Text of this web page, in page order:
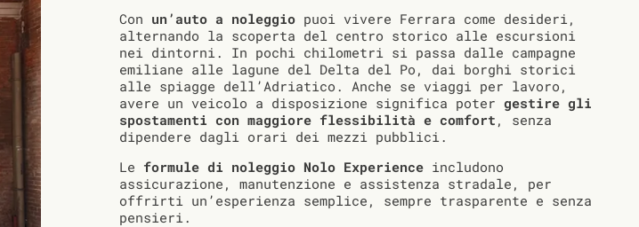
Con un’auto a noleggio puoi vivere Ferrara come desideri,
alternando la scoperta del centro storico alle escursioni
nei dintorni. In pochi chilometri si passa dalle campagne
emiliane alle lagune del Delta del Po, dai borghi storici
alle spiagge dell’Adriatico. Anche se viaggi per lavoro,
avere un veicolo a disposizione significa poter gestire gli
spostamenti con maggiore flessibilità e comfort , senza
dipendere dagli orari dei mezzi pubblici.
Le formule di noleggio Nolo Experience includono
assicurazione, manutenzione e assistenza stradale, per
offrirti un’esperienza semplice, sempre trasparente e senza
pensieri.